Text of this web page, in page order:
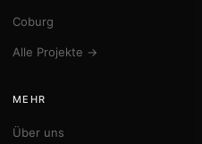
Coburg
Alle Projekte →
MEHR
Über uns